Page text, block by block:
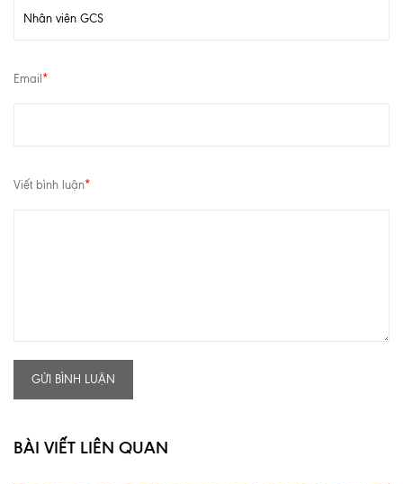
Email *
Viết bình luận*
GỬI BÌNH LUẬN
BÀI VIẾT LIÊN QUAN